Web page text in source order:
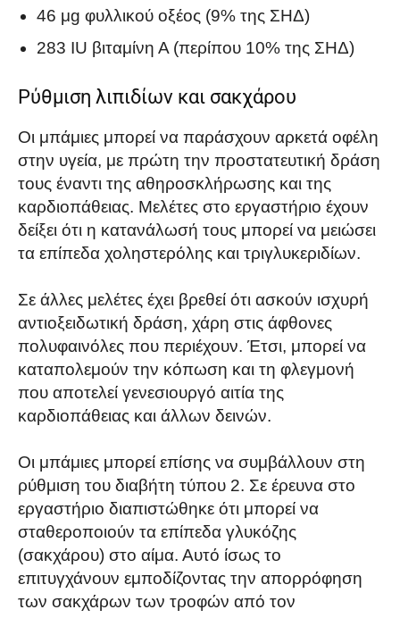
46 μg φυλλικού οξέος (9% της ΣΗΔ)
283 IU βιταμίνη Α (περίπου 10% της ΣΗΔ)
Ρύθμιση λιπιδίων και σακχάρου
Οι μπάμιες μπορεί να παράσχουν αρκετά οφέλη
στην υγεία, με πρώτη την προστατευτική δράση
τους έναντι της αθηροσκλήρωσης και της
καρδιοπάθειας. Μελέτες στο εργαστήριο έχουν
δείξει ότι η κατανάλωσή τους μπορεί να μειώσει
τα επίπεδα χοληστερόλης και τριγλυκεριδίων.
Σε άλλες μελέτες έχει βρεθεί ότι ασκούν ισχυρή
αντιοξειδωτική δράση, χάρη στις άφθονες
πολυφαινόλες που περιέχουν. Έτσι, μπορεί να
καταπολεμούν την κόπωση και τη φλεγμονή
που αποτελεί γενεσιουργό αιτία της
καρδιοπάθειας και άλλων δεινών.
Οι μπάμιες μπορεί επίσης να συμβάλλουν στη
ρύθμιση του διαβήτη τύπου 2. Σε έρευνα στο
εργαστήριο διαπιστώθηκε ότι μπορεί να
σταθεροποιούν τα επίπεδα γλυκόζης
(σακχάρου) στο αίμα. Αυτό ίσως το
επιτυγχάνουν εμποδίζοντας την απορρόφηση
των σακχάρων των τροφών από τον